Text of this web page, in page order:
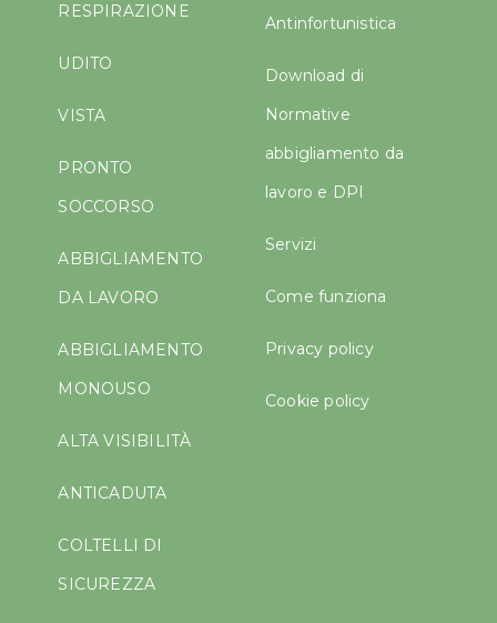
RESPIRAZIONE
UDITO
VISTA
PRONTO
SOCCORSO
ABBIGLIAMENTO
DA LAVORO
ABBIGLIAMENTO
MONOUSO
ALTA VISIBILITÀ
ANTICADUTA
COLTELLI DI
SICUREZZA
Antinfortunistica
Download di
Normative
abbigliamento da
lavoro e DPI
Servizi
Come funziona
Privacy policy
Cookie policy